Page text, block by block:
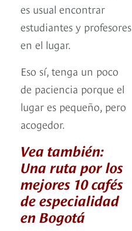
es usual encontrar
estudiantes y profesores
en el lugar.
Eso sí, tenga un poco
de paciencia porque el
lugar es pequeño, pero
acogedor.
Vea también:
Una ruta por los
mejores 10 cafés
de especialidad
en Bogotá